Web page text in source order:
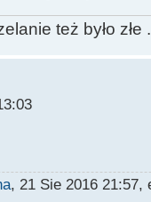
też było złe
, 21 Sie 2016 21:57,